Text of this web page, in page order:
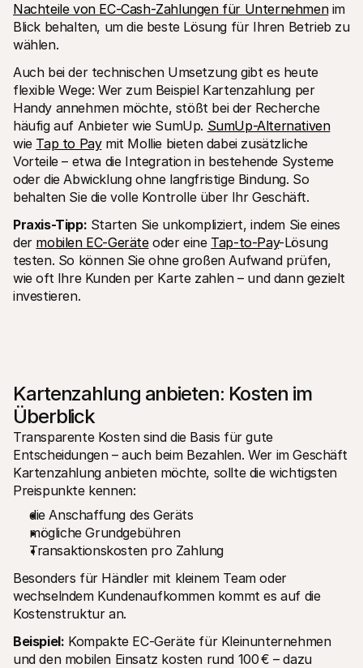
Nachteile von EC-Cash-Zahlungen für Unternehmen im
Blick behalten, um die beste Lösung für Ihren Betrieb zu
wählen.
Auch bei der technischen Umsetzung gibt es heute
flexible Wege: Wer zum Beispiel Kartenzahlung per
Handy annehmen möchte, stößt bei der Recherche
häufig auf Anbieter wie SumUp. SumUp-Alternativen
wie Tap to Pay mit Mollie bieten dabei zusätzliche
Vorteile – etwa die Integration in bestehende Systeme
oder die Abwicklung ohne langfristige Bindung. So
behalten Sie die volle Kontrolle über Ihr Geschäft.
Praxis-Tipp: Starten Sie unkompliziert, indem Sie eines
der mobilen EC-Geräte oder eine Tap-to-Pay-Lösung
testen. So können Sie ohne großen Aufwand prüfen,
wie oft Ihre Kunden per Karte zahlen – und dann gezielt
investieren.
Kartenzahlung anbieten: Kosten im
Überblick
Transparente Kosten sind die Basis für gute
Entscheidungen – auch beim Bezahlen. Wer im Geschäft
Kartenzahlung anbieten möchte, sollte die wichtigsten
Preispunkte kennen:
die Anschaffung des Geräts
mögliche Grundgebühren
Transaktionskosten pro Zahlung
Besonders für Händler mit kleinem Team oder
wechselndem Kundenaufkommen kommt es auf die
Kostenstruktur an.
Beispiel: Kompakte EC-Geräte für Kleinunternehmen
und den mobilen Einsatz kosten rund 100 € – dazu